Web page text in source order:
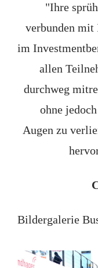
"Ihre
verbunden mit
im
allen
durchweg
ohne
Augen zu
Bildergalerie